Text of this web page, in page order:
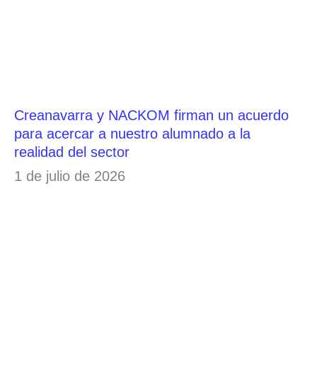
Creanavarra y NACKOM firman un acuerdo
para acercar a nuestro alumnado a la
realidad del sector
1 de julio de 2026